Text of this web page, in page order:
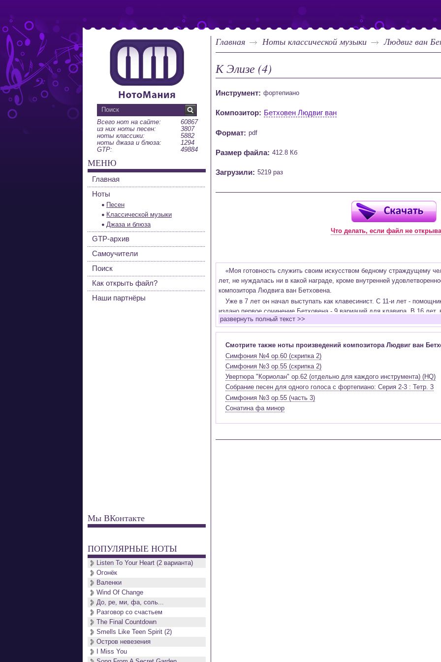
Главная Ноты классической музыки Людвиг ван
К Элизе (4)
Инструмент: фортепиано
Композитор: Бетховен Людвиг ван
Формат: pdf
Размер файла: 412.8 Кб
Загрузили: 5219 раз
Что делать, если файл не
«Моя готовность служить своим искусством бедному страждущему
лет, не нуждалась ни в какой награде, кроме внутренней
композитора Людвига ван Бетховена.
Уже в 7 лет он начал выступать как клавесинист. С 11-и лет -
издано первое сочинение Бетховена - 9 вариаций для клавира. В 16 лет,
Моцарту, находя поддержку своему таланту от великого мастера. Взяв
Бетховен служит в должности органиста капеллы и альтиста
Вене, где берёт уроки нотной классической музыки у Гайдна и др.
(средства от одного из выступлений Бетховен передаёт вдове
фортепианные сонаты, среди которых - «Патетическая», как ее назвал
(эти неавторские названия укрепились за сонатами позже), 3
виолончельные сонаты, струнные квартеты, песни, оратория «Христос
Появившееся в 1797 г. признаки глухоты привели его к тяжелому
чтобы я покончил с собой. Только оно, искусство, оно меня удержало»,
Свет, побеждающая тьму, страдания, преодоленные этим великим и
развернуть полный текст >>
Смотрите также ноты произведений композитора Людвиг ван
Симфония №4 op.60 (скрипка 2)
Симфония №3 op.55 (скрипка 2)
Увертюра "Кориолан" op.62 (отдельно для каждого инструмента) (HQ)
Cобрание песен для одного голоса с фортепиано: Серия 2-3 : Тетр. 3
Симфония №3 op.55 (часть 3)
Сонатина фа минор
Всего нот на сайте:
60867
из них ноты песен:
3807
ноты классики:
5882
ноты джаза и блюза:
1294
GTP:
49884
МЕНЮ
Главная
Ноты
Песен
Классической музыки
Джаза и блюза
GTP-архив
Самоучители
Поиск
Как открыть файл?
Наши партнёры
Мы ВКонтакте
ПОПУЛЯРНЫЕ НОТЫ
Listen To Your Heart (2 варианта)
Огонёк
Валенки
Wind Of Change
До, ре, ми, фа, соль...
Разговор со счастьем
The Final Countdown
Smells Like Teen Spirit (2)
Остров невезения
I Miss You